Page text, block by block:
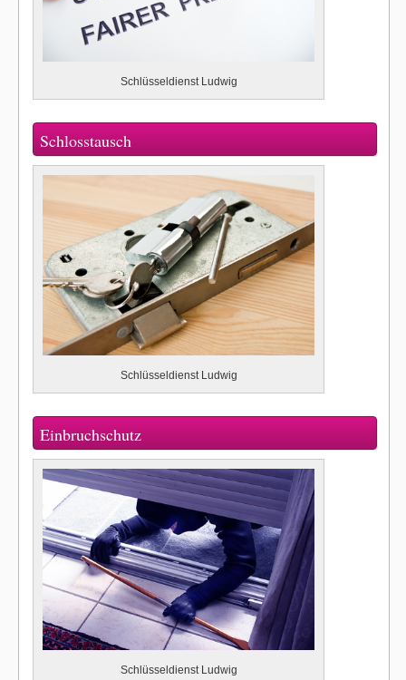
Schlüsseldienst Ludwig
Schlosstausch
Schlüsseldienst Ludwig
Einbruchschutz
Schlüsseldienst Ludwig